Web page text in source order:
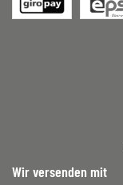
Wir versenden mit